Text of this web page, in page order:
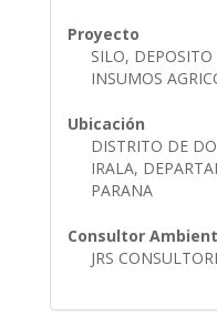
Proyecto
SILO,
INSUMOS
Ubicación
DISTRITO DE
IRALA,
PARANA
Consultor
JRS